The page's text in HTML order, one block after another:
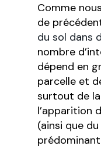
Comme
de
du sol dans
nombre
dépend en
parcelle et
surtout de
l’apparition
(ainsi que